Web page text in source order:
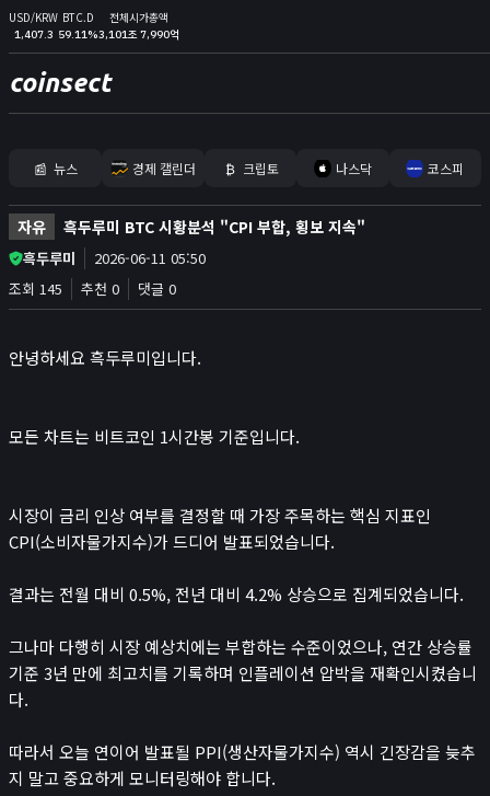
USD/KRW
1,407.3
BTC.D
59.11%
전체시가총액
3,101조 7,990억
coinsect
홈
커뮤니티
📊
실시간 포지션
고래 입출금
📰
뉴스
비트코인 보유단체
인플루언서
레퍼럴 수익 계산기
₿
크립토
나스닥
📰 뉴스 경제 캘린더 ₿ 크립토 나스닥 코스피
자유 흑두루미 BTC 시황분석 "CPI 부합, 횡보 지속"
흑두루미
2026-06-11 05:50
조회 145
추천 0 댓글 0
안녕하세요 흑두루미입니다.
모든 차트는 비트코인 1시간봉 기준입니다.
시장이 금리 인상 여부를 결정할 때 가장 주목하는 핵심 지표인
CPI(소비자물가지수)가 드디어 발표되었습니다.
결과는 전월 대비 0.5%, 전년 대비 4.2% 상승으로 집계되었습니다.
그나마 다행히 시장 예상치에는 부합하는 수준이었으나, 연간 상승률
기준 3년 만에 최고치를 기록하며 인플레이션 압박을 재확인시켰습니
다.
따라서 오늘 연이어 발표될 PPI(생산자물가지수) 역시 긴장감을 늦추
지 말고 중요하게 모니터링해야 합니다.